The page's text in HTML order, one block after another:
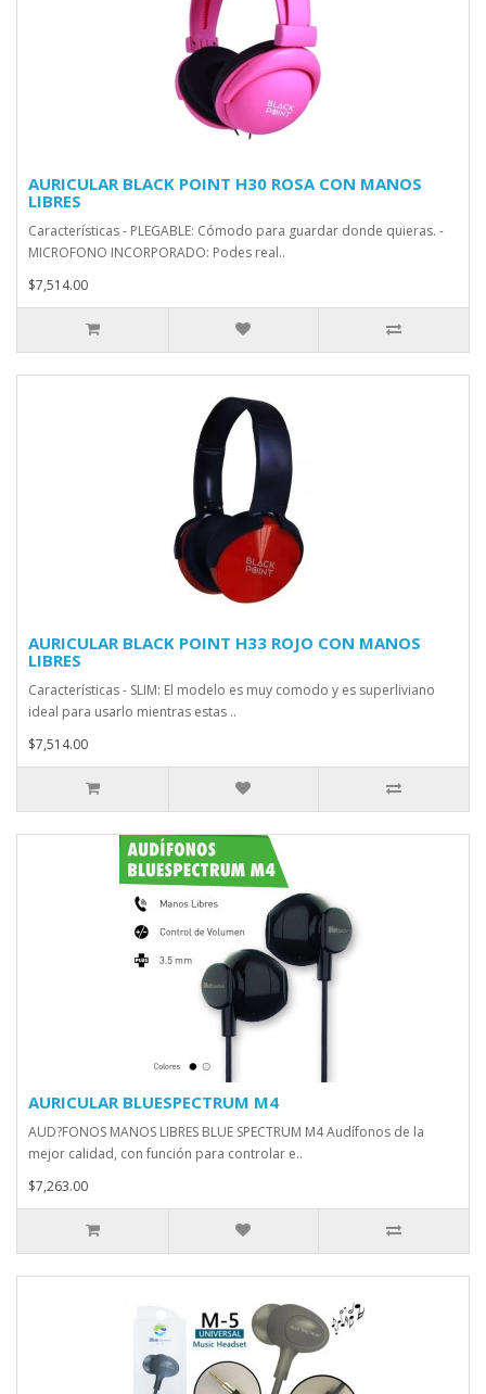
AURICULAR BLACK POINT H30 ROSA CON MANOS
LIBRES
Características - PLEGABLE: Cómodo para guardar donde quieras. -
MICROFONO INCORPORADO: Podes real..
$7,514.00
AURICULAR BLACK POINT H33 ROJO CON MANOS
LIBRES
Características - SLIM: El modelo es muy comodo y es superliviano
ideal para usarlo mientras estas ..
$7,514.00
AURICULAR BLUESPECTRUM M4
AUD?FONOS MANOS LIBRES BLUE SPECTRUM M4 Audífonos de la
mejor calidad, con función para controlar e..
$7,263.00